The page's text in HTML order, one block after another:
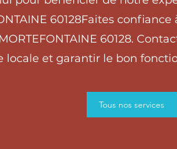
60128Faites
60128.
locale et garantir le bon
Tous nos services